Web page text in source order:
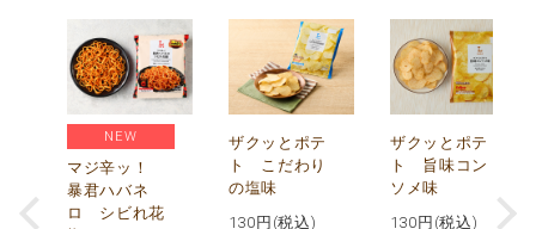
NEW
マジ辛ッ！
暴君ハバネ
ロ シビれ花
ザクッとポテ
ト こだわり
の塩味
130 円(税込)
ザクッとポテ
ト 旨味コン
ソメ味
130 円(税込)